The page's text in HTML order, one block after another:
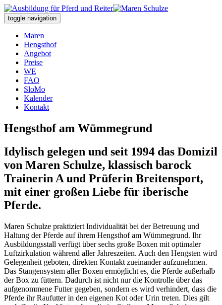
toggle navigation
Maren
Hengsthof
Angebot
Preise
WE
FAQ
SloMo
Kalender
Kontakt
Hengsthof am Wümmegrund
Idylisch gelegen und seit 1994 das Domizil
von Maren Schulze, klassisch barock
Trainerin A und Prüferin Breitensport,
mit einer großen Liebe für iberische
Pferde.
Maren Schulze praktiziert Individualität bei der Betreuung und
Haltung der Pferde auf ihrem Hengsthof am Wümmegrund. Ihr
Ausbildungsstall verfügt über sechs große Boxen mit optimaler
Luftzirkulation während aller Jahreszeiten. Auch den Hengsten wird
Gelegenheit geboten, direkten Kontakt zueinander aufzunehmen.
Das Stangensystem aller Boxen ermöglicht es, die Pferde außerhalb
der Box zu füttern. Dadurch ist nicht nur die Kontrolle über das
aufgenommene Futter gegeben, sondern es wird verhindert, dass die
Pferde ihr Raufutter in den eigenen Kot oder Urin treten. Dies gilt